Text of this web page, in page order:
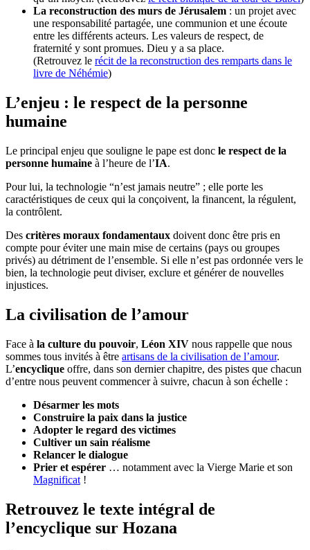
La reconstruction des murs de Jérusalem : un projet avec
une responsabilité partagée, une communion et une écoute
entre les différents acteurs. Les valeurs de respect, de
fraternité y sont promues. Dieu y a sa place.
(Retrouvez le récit de la reconstruction des remparts dans le
livre de Néhémie)
L’enjeu : le respect de la personne
humaine
Le principal enjeu que souligne le pape est donc le respect de la
personne humaine à l’heure de l’IA.
Pour lui, la technologie “n’est jamais neutre” ; elle porte les
caractéristiques de ceux qui la conçoivent, la financent, la régulent,
la contrôlent.
Des critères moraux fondamentaux doivent donc être pris en
compte pour éviter une main mise de certains (pays ou groupes
privés) au détriment de l’ensemble. Si elle n’est pas ordonnée vers le
bien, la technologie peut diviser, exclure et générer de nouvelles
injustices.
La civilisation de l’amour
Face à la culture du pouvoir, Léon XIV nous rappelle que nous
sommes tous invités à être artisans de la civilisation de l’amour.
L’encyclique offre, dans son dernier chapitre, des pistes que chacun
d’entre nous peuvent commencer à suivre, chacun à son échelle :
Désarmer les mots
Construire la paix dans la justice
Adopter le regard des victimes
Cultiver un sain réalisme
Relancer le dialogue
Prier et espérer … notamment avec la Vierge Marie et son
Magnificat !
Retrouvez le texte intégral de
l’encyclique sur Hozana